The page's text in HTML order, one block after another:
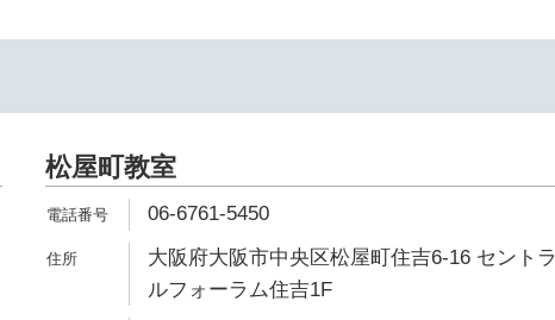
松屋町教室
06-6761-5450
大阪府大阪市中央区松屋町住吉6-16 セントラ
ルフォーラム住吉1F